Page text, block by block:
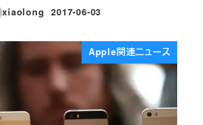
xiaolong
投稿日
2017-06-03
Apple関連ニュース